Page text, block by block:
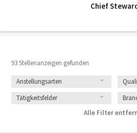
93 Stellenanzeigen gefunden
Anstellungsarten
Tätigkeitsfelder
Alle Filter
Chief